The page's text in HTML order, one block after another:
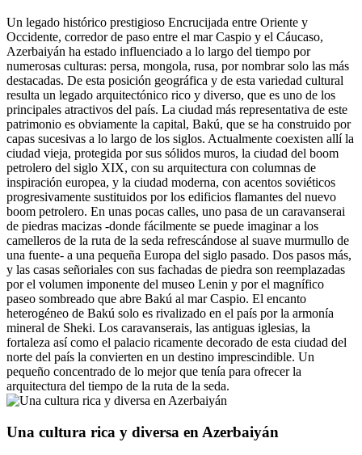
Un legado histórico prestigioso Encrucijada entre Oriente y
Occidente, corredor de paso entre el mar Caspio y el Cáucaso,
Azerbaiyán ha estado influenciado a lo largo del tiempo por
numerosas culturas: persa, mongola, rusa, por nombrar solo las más
destacadas. De esta posición geográfica y de esta variedad cultural
resulta un legado arquitectónico rico y diverso, que es uno de los
principales atractivos del país. La ciudad más representativa de este
patrimonio es obviamente la capital, Bakú, que se ha construido por
capas sucesivas a lo largo de los siglos. Actualmente coexisten allí la
ciudad vieja, protegida por sus sólidos muros, la ciudad del boom
petrolero del siglo XIX, con su arquitectura con columnas de
inspiración europea, y la ciudad moderna, con acentos soviéticos
progresivamente sustituidos por los edificios flamantes del nuevo
boom petrolero. En unas pocas calles, uno pasa de un caravanserai
de piedras macizas -donde fácilmente se puede imaginar a los
camelleros de la ruta de la seda refrescándose al suave murmullo de
una fuente- a una pequeña Europa del siglo pasado. Dos pasos más,
y las casas señoriales con sus fachadas de piedra son reemplazadas
por el volumen imponente del museo Lenin y por el magnífico
paseo sombreado que abre Bakú al mar Caspio. El encanto
heterogéneo de Bakú solo es rivalizado en el país por la armonía
mineral de Sheki. Los caravanserais, las antiguas iglesias, la
fortaleza así como el palacio ricamente decorado de esta ciudad del
norte del país la convierten en un destino imprescindible. Un
pequeño concentrado de lo mejor que tenía para ofrecer la
arquitectura del tiempo de la ruta de la seda.
Una cultura rica y diversa en Azerbaiyán